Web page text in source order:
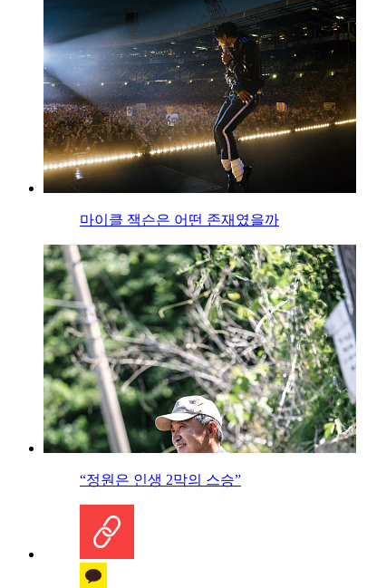
마이클 잭슨은 어떤 존재였을까
“정원은 인생 2막의 스승”